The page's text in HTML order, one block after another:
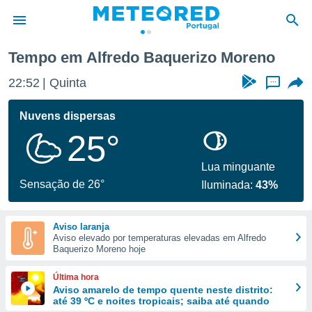
da
foi
fornecidas
a este
das
e
forma
digital
Tempo em Alfredo Baquerizo Moreno
22:52 Quinta ...
Nuvens dispersas
25°
Sensação de 26°
Lua minguante
Iluminada:43%
Aviso laranja
Aviso elevado por temperaturas elevadas em Alfredo
Baquerizo Moreno hoje
Última hora
Aviso amarelo de tempo quente neste distrito:
até 39 ºC e noites tropicais; saiba até quando